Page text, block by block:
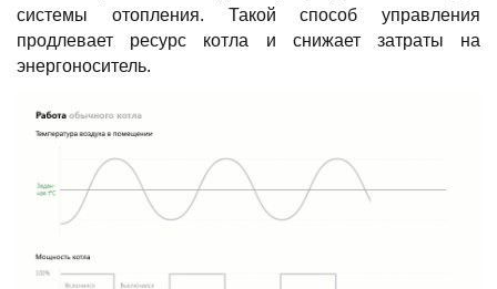
системы отопления. Такой способ управления
продлевает ресурс котла и снижает затраты на
энергоноситель.